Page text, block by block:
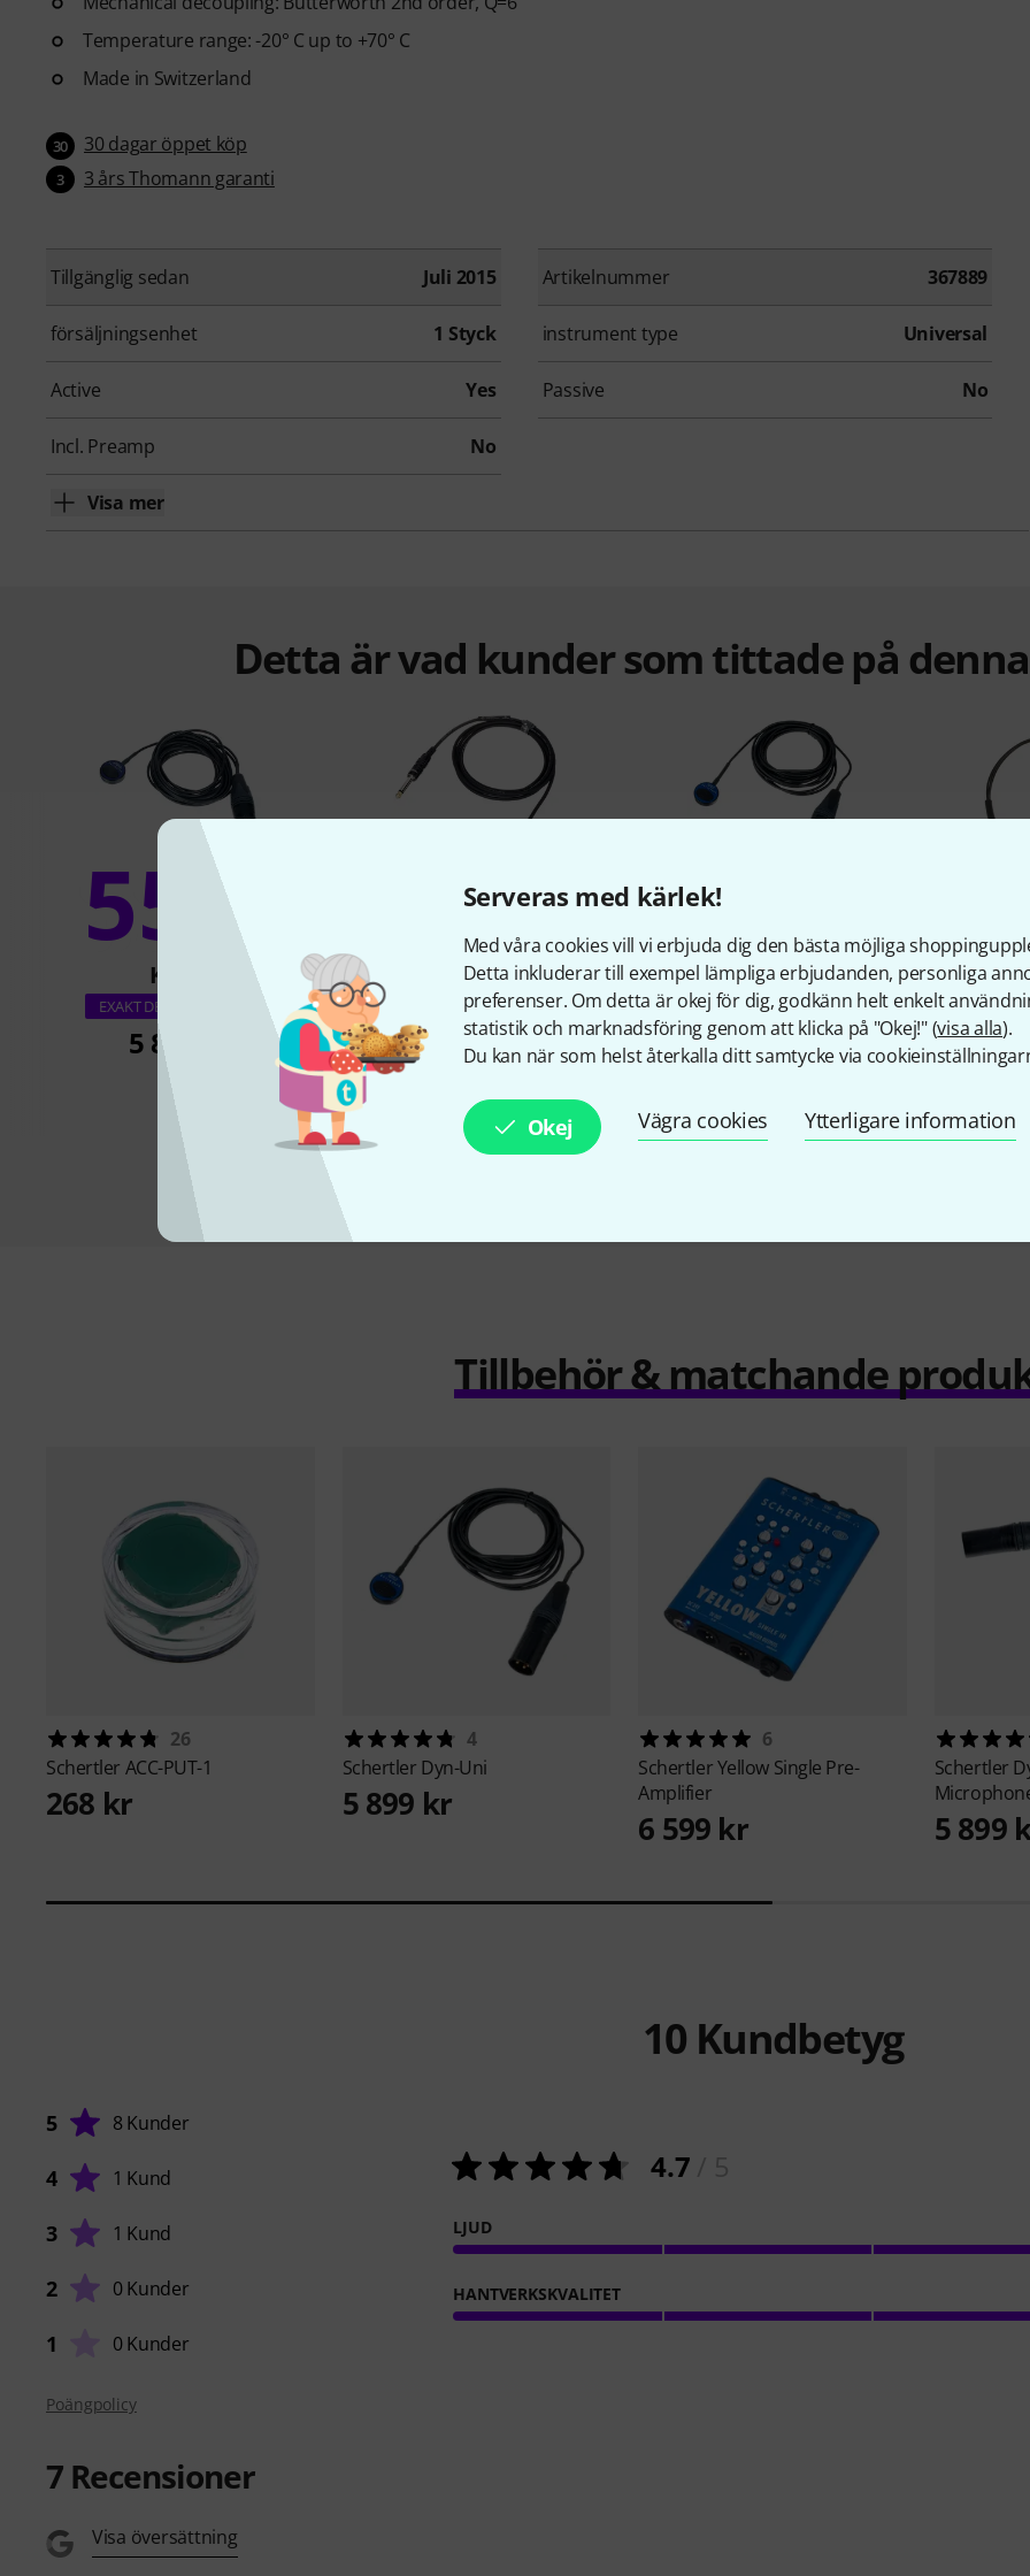
Serveras med kärlek!
Med våra cookies vill vi erbjuda dig den bästa möjliga
Detta inkluderar till exempel lämpliga erbjudanden, personliga
preferenser. Om detta är okej för dig, godkänn helt enkelt
statistik och marknadsföring genom att klicka på "Okej!" (visa alla).
Du kan när som helst återkalla ditt samtycke via
Okej Vägra cookies Ytterligare information
Temperature range: -20° C up to +70° C
Made in Switzerland
30 30 dagar öppet köp
3 3 års Thomann garanti
Tillgänglig sedan Juli 2015 Artikelnummer 367889
försäljningsenhet 1 Styck instrument type Universal
Active Yes Passive No
Incl. Preamp No
Visa mer
Detta är vad kunder som tittade på
55%
KÖPT
EXAKT DENNA PRODUKT
5 899 kr
9%
KÖPT
Leaf Audio Contact
Microphone 2.0m/6.3mm
1 099 kr
6%
KÖPT
Schertler Dyn-Uni
5 899 kr
K&K
Tillbehör & matchande
26
Schertler ACC-PUT-1
268 kr
4
Schertler Dyn-Uni
5 899 kr
6
SchertlerYellow Single Pre-
Amplifier
6 599 kr
Schertler
5 899
10 Kundbetyg
5 8 Kunder
4 1 Kund
3 1 Kund
2 0 Kunder
1 0 Kunder
4.7
LJUD
HANTVERKSKVALITET
Poängpolicy
7 Recensioner
Visa översättning